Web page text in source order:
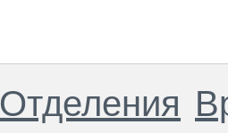
Отделения